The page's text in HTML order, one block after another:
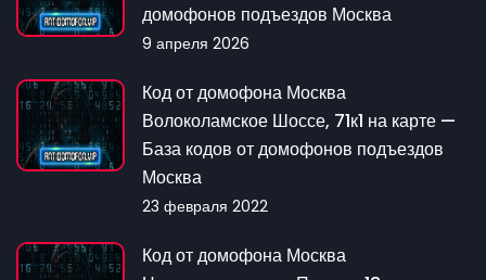
домофонов подъездов Москва
9 апреля 2026
Код от домофона Москва
Волоколамское Шоссе, 71к1 на карте —
База кодов от домофонов подъездов
Москва
23 февраля 2022
Код от домофона Москва